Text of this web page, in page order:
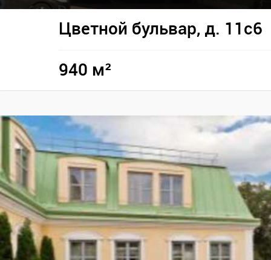
Цветной бульвар, д. 11с6
940 м²